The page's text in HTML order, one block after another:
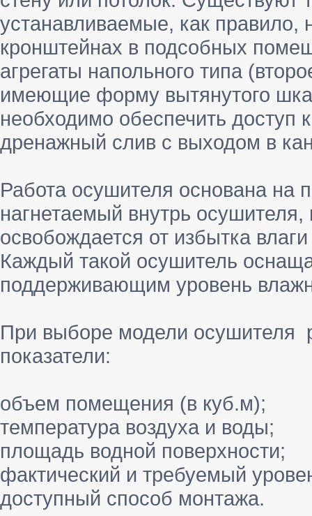
устанавливаемые, как
кронштейнах в подсобных
агрегаты напольного типа
имеющие форму вытянутого
необходимо обеспечить доступ
дренажный слив с выходом в
Работа осушителя основана на
нагнетаемый внутрь осушителя,
освобождается от избытка
Каждый такой осушитель
поддерживающим уровень
При выборе модели осушителя
показатели:
объем помещения (в куб.м);
температура воздуха и воды;
площадь водной поверхности;
фактический и требуемый
доступный способ монтажа.